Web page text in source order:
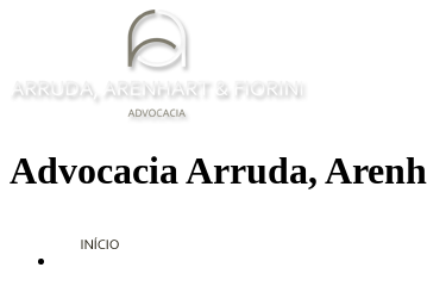
Advocacia Arruda,